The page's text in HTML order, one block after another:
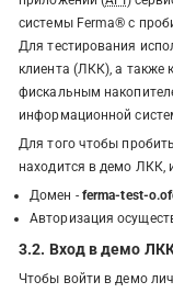
системы Ferma® с
Для тестирования
клиента (ЛКК), а также
фискальным
информационной
Для того чтобы
находится в демо ЛКК,
Домен - ferma-test-
Авторизация
3.2. Вход в демо
Чтобы войти в демо